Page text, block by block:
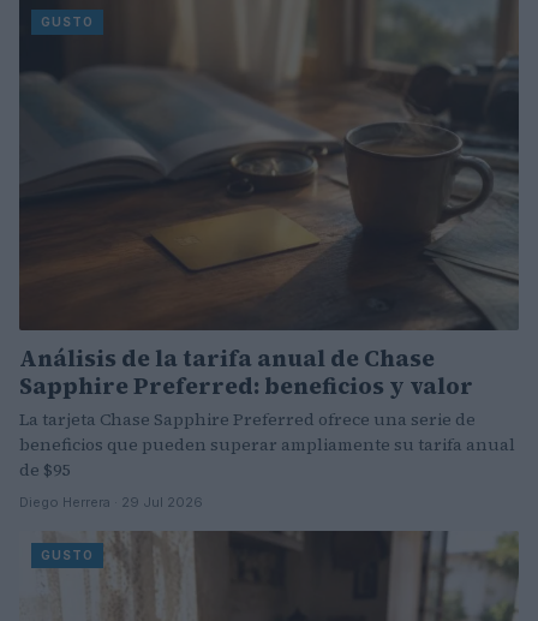
GUSTO
Análisis de la tarifa anual de Chase
Sapphire Preferred: beneficios y valor
La tarjeta Chase Sapphire Preferred ofrece una serie de
beneficios que pueden superar ampliamente su tarifa anual
de $95
Diego Herrera · 29 Jul 2026
GUSTO